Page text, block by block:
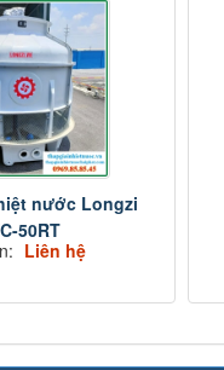
nước Longzi
50RT
Liên hệ